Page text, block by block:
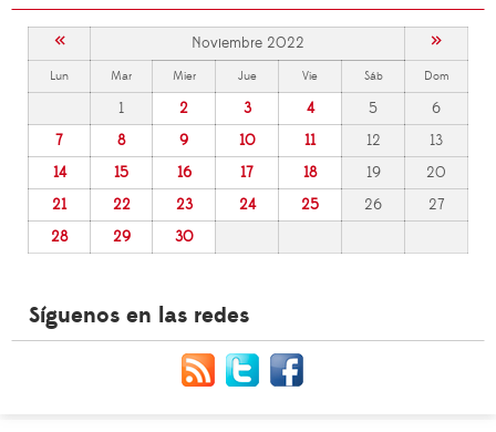
« Noviembre 2022 »
Lun Mar Mier Jue Vie Sáb Dom
1 2 3 4 5
6
7
8 9 10 11 12
13
14
15 16 17 18 19
20
21
22 23 24 25 26
27
28
29 30
Síguenos en las redes